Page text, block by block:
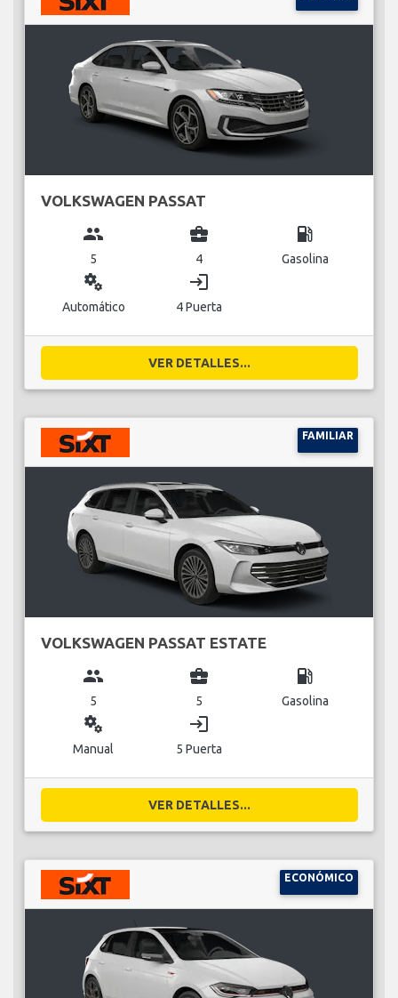
VOLKSWAGEN PASSAT
group
5
business_center
4
local_gas_station
Gasolina
miscellaneous_services
Automático
login
4 Puerta
VER DETALLES...
FAMILIAR
VOLKSWAGEN PASSAT ESTATE
group
5
business_center
5
local_gas_station
Gasolina
miscellaneous_services
Manual
login
5 Puerta
VER DETALLES...
ECONÓMICO